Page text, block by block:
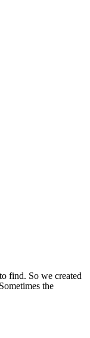
find. So we created
the